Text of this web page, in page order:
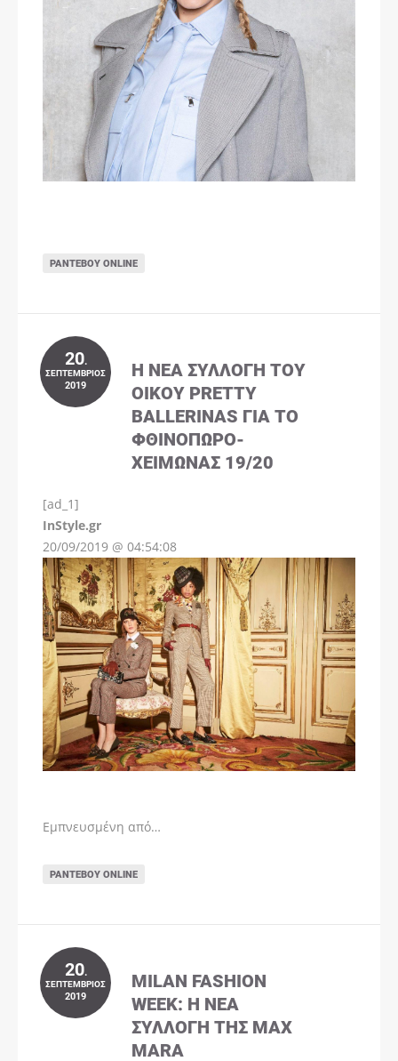
ΡΑΝΤΕΒΟΎ ONLINE
20.
ΣΕΠΤΈΜΒΡΙΟΣ
2019
Η ΝΈΑ ΣΥΛΛΟΓΉ ΤΟΥ
ΟΊΚΟΥ PRETTY
BALLERINAS ΓΙΑ ΤΟ
ΦΘΙΝΌΠΩΡΟ-
ΧΕΙΜΏΝΑΣ 19/20
[ad_1]
InStyle.gr
20/09/2019 @ 04:54:08
Εμπνευσμένη από…
ΡΑΝΤΕΒΟΎ ONLINE
20.
ΣΕΠΤΈΜΒΡΙΟΣ
2019
MILAN FASHION
WEEK: Η ΝΈΑ
ΣΥΛΛΟΓΉ ΤΗΣ MAX
MARA